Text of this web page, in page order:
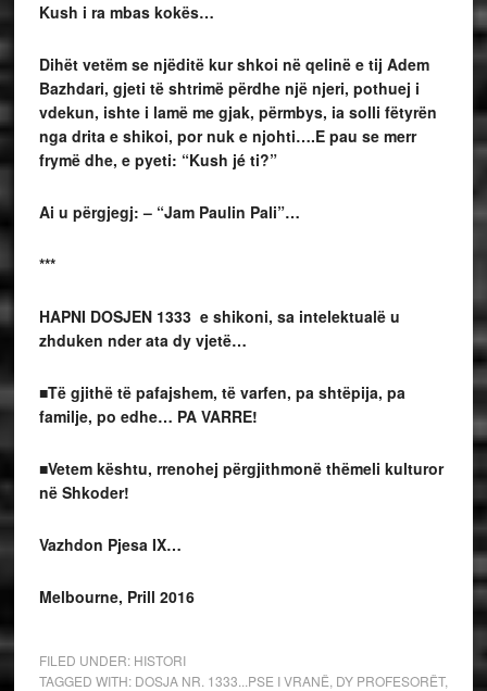
Kush i ra mbas kokës…
Dihët vetëm se njëditë kur shkoi në qelinë e tij Adem
Bazhdari, gjeti të shtrimë përdhe një njeri, pothuej i
vdekun, ishte i lamë me gjak, përmbys, ia solli fëtyrën
nga drita e shikoi, por nuk e njohti….E pau se merr
frymë dhe, e pyeti: “Kush jé ti?”
Ai u përgjegj: – “Jam Paulin Pali”…
***
HAPNI DOSJEN 1333e shikoni, sa intelektualë u
zhduken nder ata dy vjetë…
■Të gjithë të pafajshem, të varfen, pa shtëpija, pa
familje, po edhe… PA VARRE!
■Vetem kështu, rrenohej përgjithmonë thëmeli kulturor
në Shkoder!
Vazhdon Pjesa IX…
Melbourne, Prill 2016
FILED UNDER: HISTORI
TAGGED WITH: DOSJA NR. 1333...PSE I VRANË DY PROFESORËT,